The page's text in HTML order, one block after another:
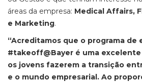
áreas da empresa: Medical Affairs,
e Marketing.
“Acreditamos que o programa de
#takeoff@Bayer é uma
os jovens fazerem a transição
e o mundo empresarial. Ao